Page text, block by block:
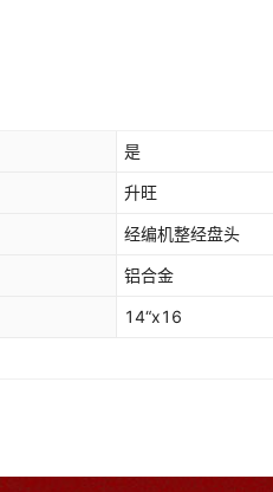
是
升旺
经编机整经盘头
铝合金
14“x16